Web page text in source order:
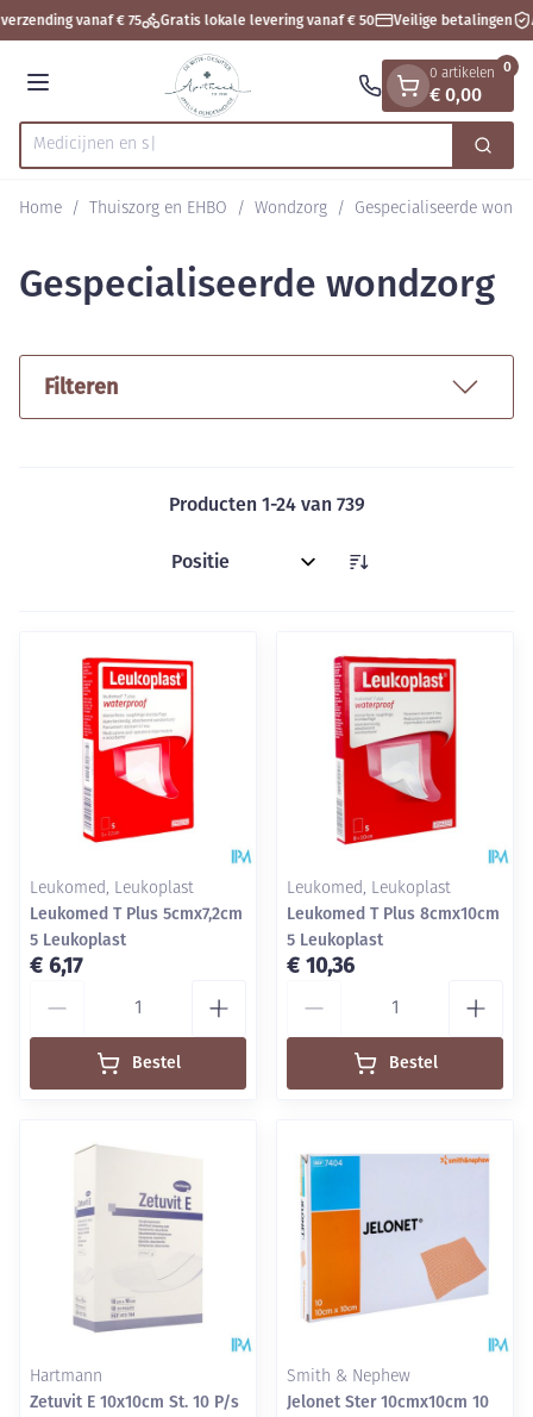
Ga naar de inhoud
1 van 1vanaf € 75 Gratis lokale levering vanaf € 50 Veilige betalingen
Menu
Product, merk, categorie... Zoek
0 artikelen
€ 0,00
0
Home / Thuiszorg en EHBO / Wondzorg / Gespecialiseerde
Gespecialiseerde wondzorg
Filteren
Producten 1-24van 739
Sorteer op:
Leukomed, Leukoplast
Leukomed T Plus 5cmx7,2cm
5 Leukoplast
€ 6,17
Bestel
Leukomed, Leukoplast
Leukomed T Plus 8cmx10cm
5 Leukoplast
€ 10,36
Bestel
Hartmann
Zetuvit E 10x10cm St. 10 P/s
Smith & Nephew
Jelonet Ster 10cmx10cm 10